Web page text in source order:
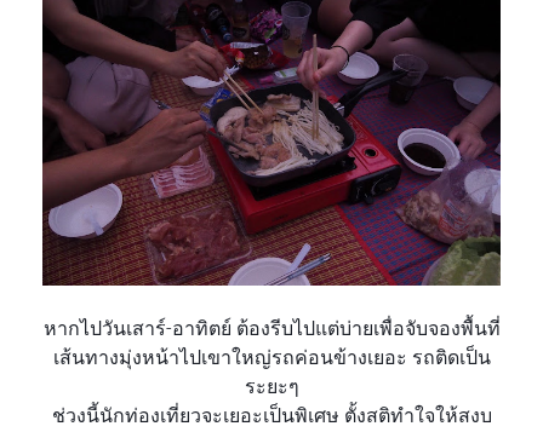
หากไปวันเสาร์-อาทิตย์ ต้องรีบไปแต่บ่ายเพื่อจับจองพื้นที่
เส้นทางมุ่งหน้าไปเขาใหญ่รถค่อนข้างเยอะ รถติดเป็น
ระยะๆ
ช่วงนี้นักท่องเที่ยวจะเยอะเป็นพิเศษ ตั้งสติทำใจให้สงบ